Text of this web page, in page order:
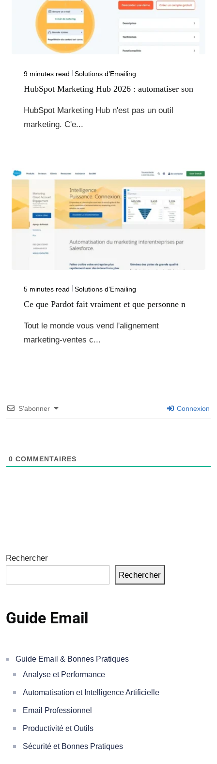
9 minutes read Solutions d’Emailing
HubSpot Marketing Hub 2026 : automatiser son
HubSpot Marketing Hub n'est pas un outil
marketing. C'e...
5 minutes read Solutions d’Emailing
Ce que Pardot fait vraiment et que personne n
Tout le monde vous vend l'alignement
marketing-ventes c...
S’abonner Connexion
0 COMMENTAIRES
Rechercher
Rechercher
Guide Email
Guide Email & Bonnes Pratiques
Analyse et Performance
Automatisation et Intelligence Artificielle
Email Professionnel
Productivité et Outils
Sécurité et Bonnes Pratiques